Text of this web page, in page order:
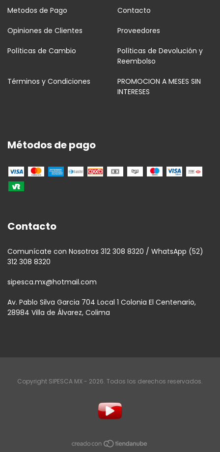
Metodos de Pago Contacto
Opiniones de Clientes Proveedores
Políticas de Cambio
Políticas de Devolución y
Reembolso
Términos y Condiciones
PROMOCION A MESES SIN
INTERESES
Métodos de pago
Contacto
Comunícate con Nosotros 312 308 8320 / WhatsApp (52)
312 308 8320
sipesca.mx@hotmail.com
Av. Pablo Silva Garcia 704 Local 1 Colonia El Centenario,
28984 Villa de Álvarez, Colima
Copyright SIPESCA MX - 2026. Todos los derechos reservados.